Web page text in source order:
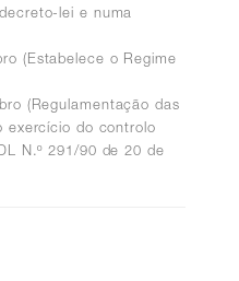
lei e numa
(Estabelece o Regime
(Regulamentação das
exercício do controlo
N.º 291/90 de 20 de